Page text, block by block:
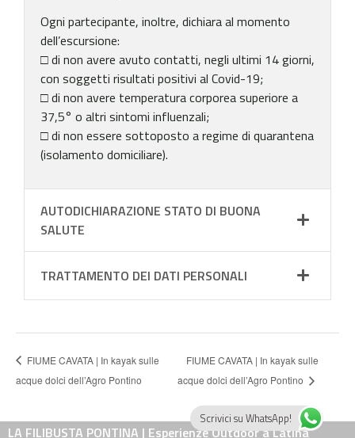
Ogni partecipante, inoltre, dichiara al momento
dell’escursione:
□ di non avere avuto contatti, negli ultimi 14 giorni,
con soggetti risultati positivi al Covid-19;
□ di non avere temperatura corporea superiore a
37,5° o altri sintomi influenzali;
□ di non essere sottoposto a regime di quarantena
(isolamento domiciliare).
AUTODICHIARAZIONE STATO DI BUONA
SALUTE
TRATTAMENTO DEI DATI PERSONALI
FIUME CAVATA | In kayak sulle
acque dolci dell’Agro Pontino
FIUME CAVATA | In kayak sulle
acque dolci dell’Agro Pontino
LA FILIBUSTA PONTINA | Esperienze Outdoor a Latina
Scrivici su WhatsApp!